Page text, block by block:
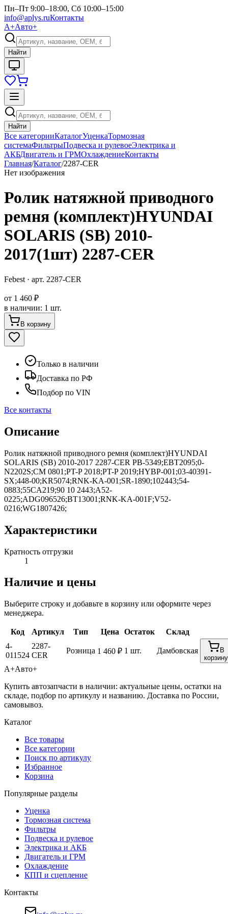
Пн–Пт 9:00–18:00, Сб 10:00–15:00
info@aplys.ruКонтакты
А+Авто+
Найти
Найти
Все категорииКаталогУценкаТормозная
системаФильтрыПодвеска и рулевоеЭлектрика и
АКБДвигатель и ГРМОхлаждениеКонтакты
Главная/Каталог/2287-CER
Нет изображения
Ролик натяжной приводного
ремня (комплект)HYUNDAI
SOLARIS (SB) 2010-
2017(1шт) 2287-CER
Febest · арт. 2287-CER
от 1 460 ₽
в наличии: 1 шт.
В корзину
Только в наличии
Доставка по РФ
Подбор по VIN
Все контакты
Описание
Ролик натяжной приводного ремня (комплект)HYUNDAI
SOLARIS (SB) 2010-2017 2287-CER PB-5349;EBT2095;0-
N2202S;CM 0801;PT-P 2018;PT-P 2019;HYBP-001;03-40391-
SX;448-00;KR5074;RNK-KA-001;SR-1890;102443;54-
0883;55CA219;90 10 2443;A52-
0225;ADG096526;BT13001;RNK-KA-001F;V52-
0216;WG1807426;
Характеристики
Кратность отгрузки
1
Наличие и цены
Выберите строку и добавьте в корзину или оформите через
менеджера.
Код Артикул Тип Цена Остаток
Склад
4-
011524
2287-
CER
Розница 1 460 ₽ 1 шт. Дамбовская
В
корзину
А+Авто+
Купить автозапчасти в наличии: актуальные цены, остатки на
складе, подбор по артикулу и названию. Доставка по России,
самовывоз.
Каталог
Все товары
Все категории
Поиск по артикулу
Избранное
Корзина
Популярные разделы
Уценка
Тормозная система
Фильтры
Подвеска и рулевое
Электрика и АКБ
Двигатель и ГРМ
Охлаждение
КПП и сцепление
Контакты